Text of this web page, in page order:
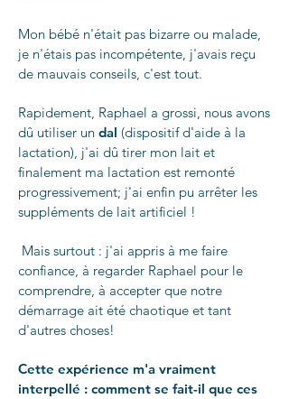
Mon bébé n'était pas bizarre ou malade,
je n'étais pas incompétente, j'avais reçu
de mauvais conseils, c'est tout.
Rapidement, Raphael a grossi, nous avons
dû utiliser un dal (dispositif d'aide à la
lactation), j'ai dû tirer mon lait et
finalement ma lactation est remonté
progressivement; j'ai enfin pu arrêter les
suppléments de lait artificiel !
Mais surtout : j'ai appris à me faire
confiance, à regarder Raphael pour le
comprendre, à accepter que notre
démarrage ait été chaotique et tant
d'autres choses!
Cette expérience m'a vraiment
interpellé : comment se fait-il que ces